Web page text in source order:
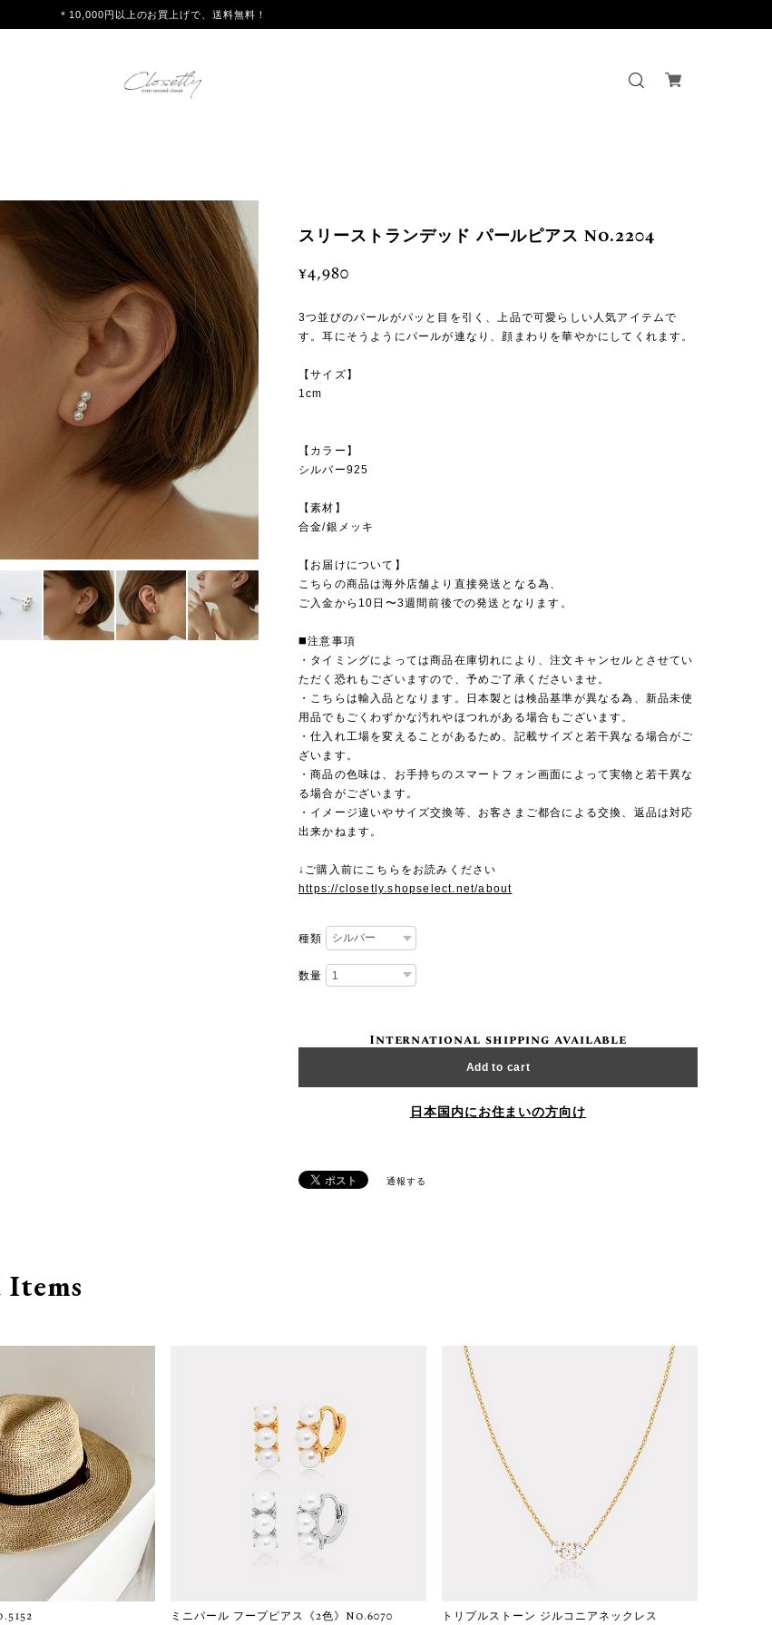
＊10,000円以上のお買上げで、送料無料！
スリーストランデッド パールピアス No.2204
¥4,980
3つ並びのパールがパッと目を引く、上品で可愛らしい人気アイテムで
す。耳にそうようにパールが連なり、顔まわりを華やかにしてくれます。
【サイズ】
1cm
【カラー】
シルバー925
【素材】
合金/銀メッキ
【お届けについて】
こちらの商品は海外店舗より直接発送となる為、
ご入金から10日〜3週間前後での発送となります。
◼️注意事項
・タイミングによっては商品在庫切れにより、注文キャンセルとさせてい
ただく恐れもございますので、予めご了承くださいませ。
・こちらは輸入品となります。日本製とは検品基準が異なる為、新品未使
用品でもごくわずかな汚れやほつれがある場合もございます。
・仕入れ工場を変えることがあるため、記載サイズと若干異なる場合がご
ざいます。
・商品の色味は、お手持ちのスマートフォン画面によって実物と若干異な
る場合がございます。
・イメージ違いやサイズ交換等、お客さまご都合による交換、返品は対応
出来かねます。
↓ご購入前にこちらをお読みください
https://closetly.shopselect.net/about
種類
数量
International shipping available
Add to cart
日本国内にお住まいの方向け
通報する
Items
ミニパール フープピアス《2色》No.6070
トリプルストーン ジルコニアネックレス